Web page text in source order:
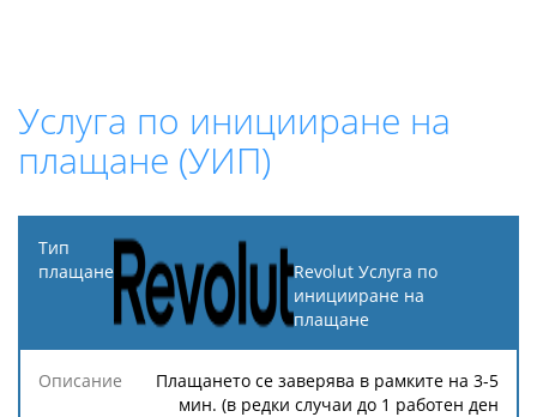
Услуга по иницииране на
плащане (УИП)
Тип
плащане
Минимална
такса
такса
Revolut Услуга по
иницииране на
плащане
Плащането се заверява в рамките на 3-5
мин. (в редки случаи до 1 работен ден